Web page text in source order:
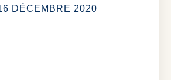
DÉCEMBRE 2020